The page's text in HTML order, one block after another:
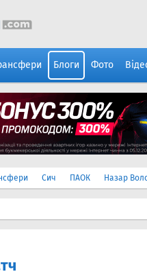
Блоги Фото
Сич ПАОК Назар